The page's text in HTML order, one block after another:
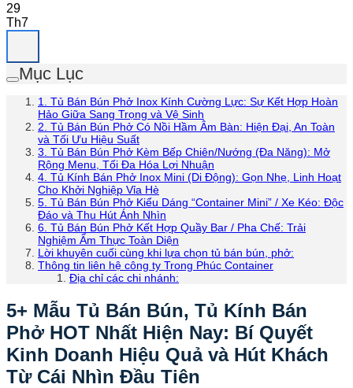
29
Th7
Mục Lục
1. Tủ Bán Bún Phở Inox Kính Cường Lực: Sự Kết Hợp Hoàn
Hảo Giữa Sang Trọng và Vệ Sinh
2. Tủ Bán Bún Phở Có Nồi Hầm Âm Bàn: Hiện Đại, An Toàn
và Tối Ưu Hiệu Suất
3. Tủ Bán Bún Phở Kèm Bếp Chiên/Nướng (Đa Năng): Mở
Rộng Menu, Tối Đa Hóa Lợi Nhuận
4. Tủ Kính Bán Phở Inox Mini (Di Động): Gọn Nhẹ, Linh Hoạt
Cho Khởi Nghiệp Vỉa Hè
5. Tủ Bán Bún Phở Kiểu Dáng “Container Mini” / Xe Kéo: Độc
Đáo và Thu Hút Ánh Nhìn
6. Tủ Bán Bún Phở Kết Hợp Quầy Bar / Pha Chế: Trải
Nghiệm Ẩm Thực Toàn Diện
Lời khuyên cuối cùng khi lựa chọn tủ bán bún, phở:
Thông tin liên hệ công ty Trong Phúc Container
Địa chỉ các chi nhánh:
5+ Mẫu Tủ Bán Bún, Tủ Kính Bán
Phở HOT Nhất Hiện Nay: Bí Quyết
Kinh Doanh Hiệu Quả và Hút Khách
Từ Cái Nhìn Đầu Tiên